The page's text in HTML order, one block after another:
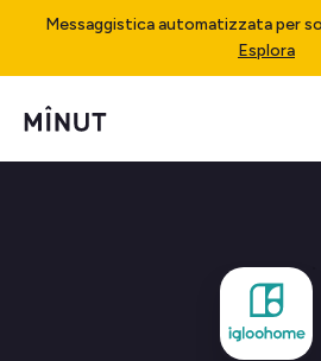
Messaggistica automatizzata per
Esplora